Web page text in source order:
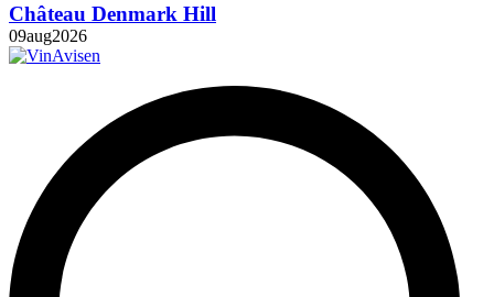
Château Denmark Hill
09aug2026